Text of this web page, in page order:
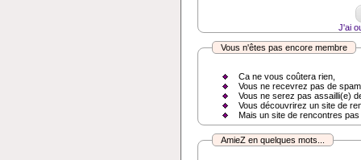
J'ai
Vous n'êtes pas encore membre
Ca ne vous coûtera rien,
Vous ne recevrez pas de
Vous ne serez pas assailli(e)
Vous découvrirez un site de
Mais un site de rencontres
AmieZ en quelques mots...